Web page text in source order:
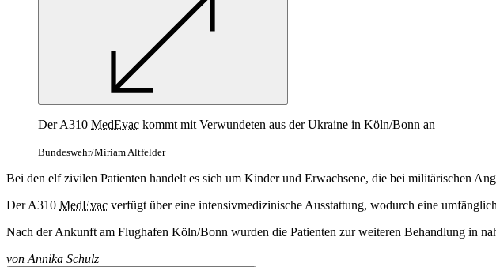
Der A310 MedEvac kommt mit Verwundeten aus der Ukraine in Köln/Bonn an
Bundeswehr/Miriam Altfelder
Bei den elf zivilen Patienten handelt es sich um Kinder und Erwachsene, die bei militärischen
Der A310 MedEvac verfügt über eine intensivmedizinische Ausstattung, wodurch eine
Nach der Ankunft am Flughafen Köln/Bonn wurden die Patienten zur weiteren Behandlung in
von Annika Schulz